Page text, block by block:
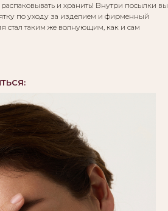
и хранить! Внутри посылки вы
по уходу за изделием и фирменный
стал таким же волнующим, как и сам